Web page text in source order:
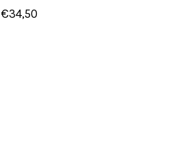
€34,50